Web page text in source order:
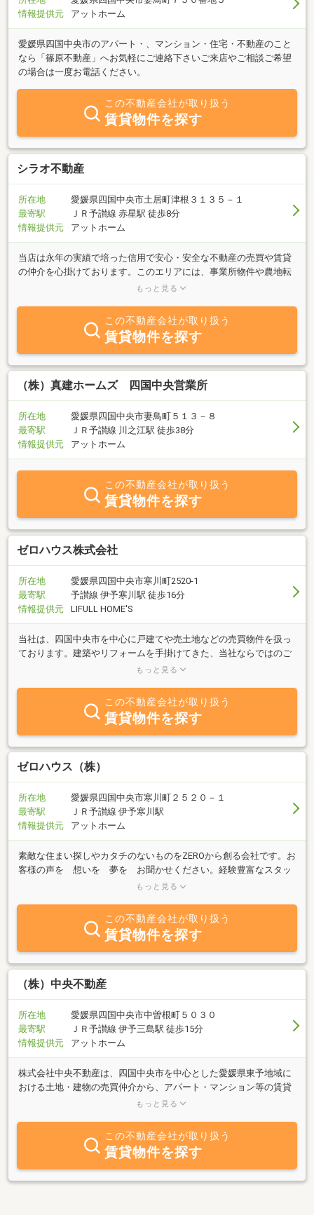
情報提供元
アットホーム
愛媛県四国中央市のアパート・、マンション・住宅・不動産のこと
なら「篠原不動産」へお気軽にご連絡下さいご来店やご相談ご希望
の場合は一度お電話ください。
この不動産会社が取り扱う
賃貸物件を探す
シラオ不動産
所在地
愛媛県四国中央市土居町津根３１３５－１
最寄駅
ＪＲ予讃線 赤星駅 徒歩8分
情報提供元
アットホーム
当店は永年の実績で培った信用で安心・安全な不動産の売買や賃貸
の仲介を心掛けております。このエリアには、事業所物件や農地転
用物件が多くあります。広い土地や貸倉庫など豊富にあります。住
動産に関することは何でもお気軽にお問い合わせ下さい。又、ギフ
ト商品の販売も行っております。ご予算や目的に合った豊富なカタ
ログを用意しております。30％～40％の割引のできる商品もありま
すので、内祝、快気祝、出産祝、満中陰志、法要等のお返し物にご
利用下さい。
もっと見る
この不動産会社が取り扱う
賃貸物件を探す
（株）真建ホームズ 四国中央営業所
所在地
愛媛県四国中央市妻鳥町５１３－８
最寄駅
ＪＲ予讃線 川之江駅 徒歩38分
情報提供元
アットホーム
この不動産会社が取り扱う
賃貸物件を探す
ゼロハウス株式会社
所在地
愛媛県四国中央市寒川町2520‐1
最寄駅
予讃線 伊予寒川駅 徒歩16分
情報提供元
LIFULL HOME'S
当社は、四国中央市を中心に戸建てや売土地などの売買物件を扱っ
ております。建築やリフォームを手掛けてきた、当社ならではのご
提案も可能です。住まいについてご検討中の方は、お気軽にお問い
もっと見る
この不動産会社が取り扱う
賃貸物件を探す
ゼロハウス（株）
所在地
愛媛県四国中央市寒川町２５２０－１
最寄駅
ＪＲ予讃線 伊予寒川駅
情報提供元
アットホーム
素敵な住まい探しやカタチのないものをZEROから創る会社です。お
客様の声を 想いを 夢を お聞かせください。経験豊富なスタッ
フが皆様が笑顔になるご提案をさせていただきま
もっと見る
この不動産会社が取り扱う
賃貸物件を探す
（株）中央不動産
所在地
愛媛県四国中央市中曽根町５０３０
最寄駅
ＪＲ予讃線 伊予三島駅 徒歩15分
情報提供元
アットホーム
株式会社中央不動産は、四国中央市を中心とした愛媛県東予地域に
おける土地・建物の売買仲介から、アパート・マンション等の賃貸
仲介・管理まで、幅広く不動産を執り行っています。５０年を超え
し、当地区では１０００戸以上のアパート・マンションの入居のお
世話をさせていただいております。お客様にはきっとご満足してい
ただける物件が見つかると思いますので、どうぞお気軽にご相談く
ださい。
もっと見る
この不動産会社が取り扱う
賃貸物件を探す